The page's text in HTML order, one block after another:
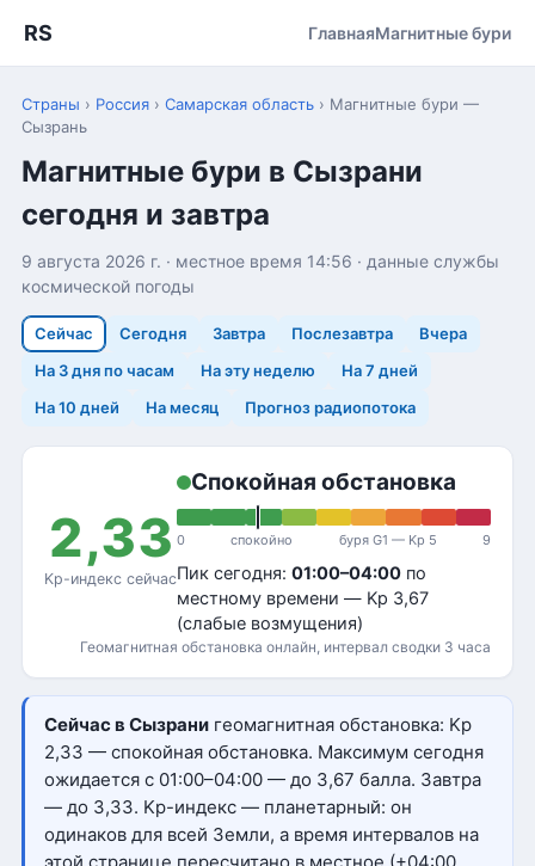
RS ГлавнаяМагнитные бури
Страны › Россия › Самарская область › Магнитные бури —
Сызрань
Магнитные бури в Сызрани
сегодня и завтра
9 августа 2026 г. · местное время 14:56 · данные службы
космической погоды
Сейчас Сегодня Завтра Послезавтра
Вчера
На 3 дня по часам
На эту неделю
На 7 дней
На 10 дней
На месяц Прогноз радиопотока
2,33
Kp-индекс сейчас
Спокойная обстановка
0 спокойно буря G1 — Kp 5 9
Пик сегодня: 01:00–04:00 по
местному времени — Kp 3,67
(слабые возмущения)
Геомагнитная обстановка онлайн, интервал сводки 3 часа
Сейчас в Сызрани геомагнитная обстановка: Kp
2,33 — спокойная обстановка. Максимум сегодня
ожидается с 01:00–04:00 — до 3,67 балла. Завтра
— до 3,33. Kp-индекс — планетарный: он
одинаков для всей Земли, а время интервалов на
этой странице пересчитано в местное (+04:00